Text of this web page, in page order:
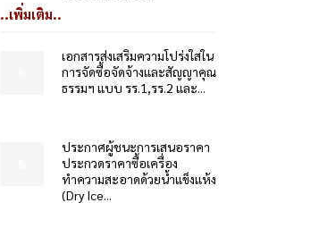
..เพิ่มเติม..
เอกสารส่งเสริมความโปร่งใสใน
การจัดซื้อจัดจ้างและสัญญาคุณ
ธรรมฯ แบบ รร.1,รร.2 และ...
ประกาศผู้ชนะการเสนอราคา
ประกวดราคาซื้อเครื่อง
ทำความสะอาดด้วยน้ำแข็งแห้ง
(Dry Ice...